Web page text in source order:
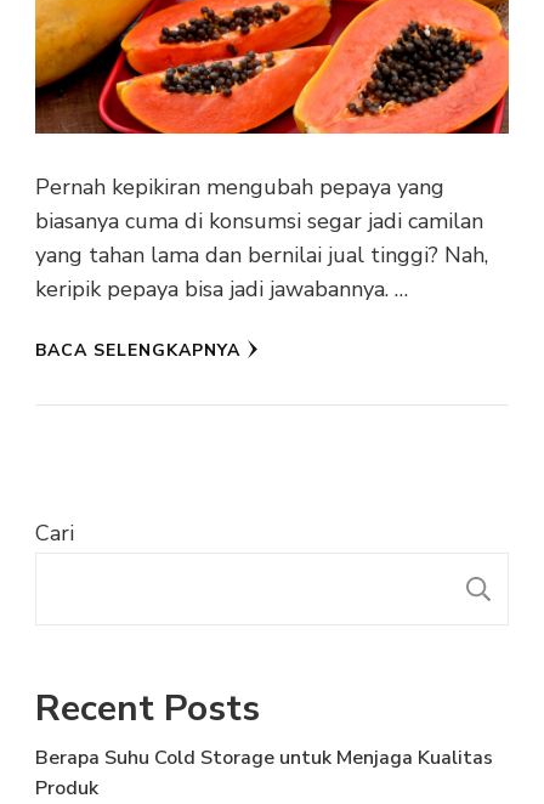
Pernah kepikiran mengubah pepaya yang
biasanya cuma di konsumsi segar jadi camilan
yang tahan lama dan bernilai jual tinggi? Nah,
keripik pepaya bisa jadi jawabannya. …
BACA SELENGKAPNYA
Cari
Recent Posts
Berapa Suhu Cold Storage untuk Menjaga Kualitas
Produk